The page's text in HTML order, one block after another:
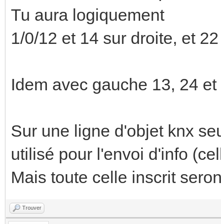
Tu aura logiquement
1/0/12 et 14 sur droite, et
Idem avec gauche 13, 24
Sur une ligne d'objet knx
utilisé pour l'envoi d'info
Mais toute celle inscrit
Trouver